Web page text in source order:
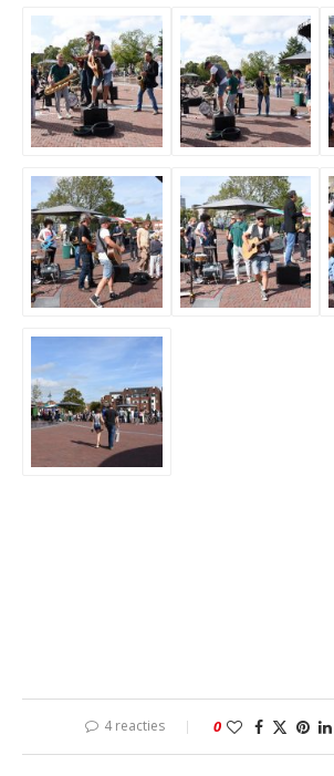
4 reacties 0